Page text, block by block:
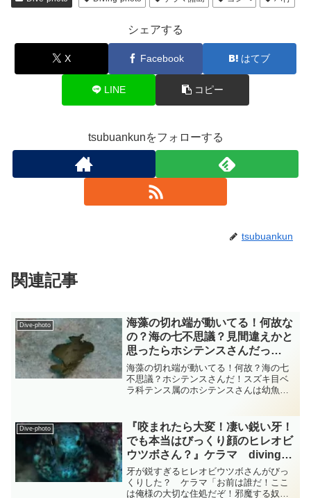
シェアする
X Facebook はてブ
LINE コピー
tsubuankunをフォローする
tsubuankun
関連記事
Dive-photo
海藻の切れ端が動いてる！何故な
の？海の七不思議？見間違えかと
思ったらホシテンスさんだっ
た！ 『ベラの仲間』 総集編
diving-photo‐tsubuankun
海藻の切れ端が動いてる！何故？海の七
不思議？ホシテンスさんだ！スズキ目ベ
ラ科テンス属のホシテンスさんは幼魚の
その様子はまるで浮遊する海藻の切れ端
のようです・・・遠くから...
Dive-photo
『咬まれたら大変！凄い鋭い牙！
でも本当はびっくり顔のヒレオビ
ウツボさん？』ケラマ diving-
photo‐tsubuankun
牙が鋭すぎるヒレオビウツボさんがびっ
くりした？ ケラマ「お前は誰だ！ここ
は俺様の大切な住処だぞ！邪魔する奴は